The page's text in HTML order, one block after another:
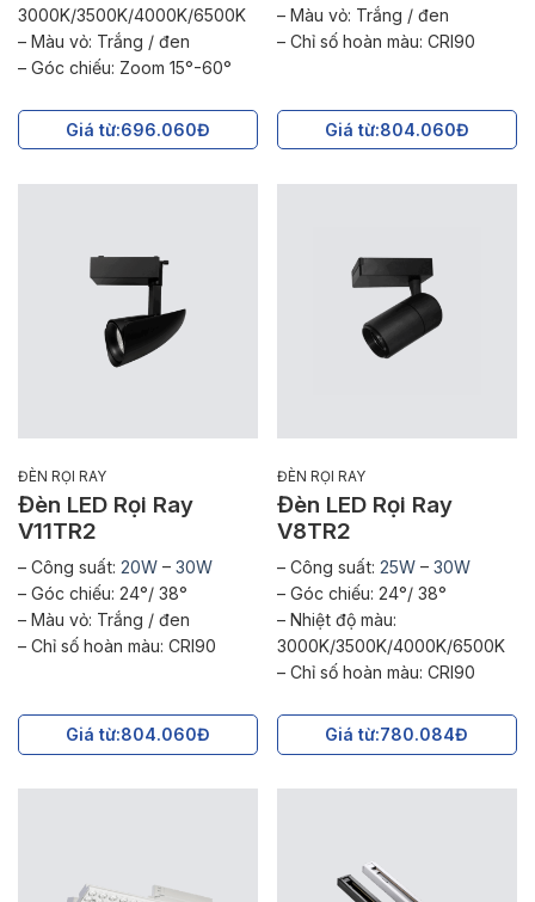
3000K/3500K/4000K/6500K
– Màu vỏ: Trắng / đen
– Góc chiếu: Zoom 15°-60°
Giá từ:696.060Đ
– Màu vỏ: Trắng / đen
– Chỉ số hoàn màu: CRI90
Giá từ:804.060Đ
ĐÈN RỌI RAY
Đèn LED Rọi Ray
V11TR2
– Công suất: 20W – 30W
– Góc chiếu: 24°/ 38°
– Màu vỏ: Trắng / đen
– Chỉ số hoàn màu: CRI90
Giá từ:804.060Đ
ĐÈN RỌI RAY
Đèn LED Rọi Ray
V8TR2
– Công suất: 25W– 30W
– Góc chiếu: 24°/ 38°
– Nhiệt độ màu:
3000K/3500K/4000K/6500K
– Chỉ số hoàn màu: CRI90
Giá từ:780.084Đ